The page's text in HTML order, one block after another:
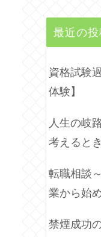
最近の投
資格試験
体験】
人生の岐
考えるとき
転職相談
業から始
禁煙成功